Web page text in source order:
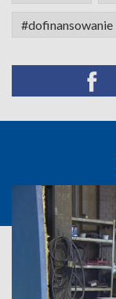
#dofinansowanie